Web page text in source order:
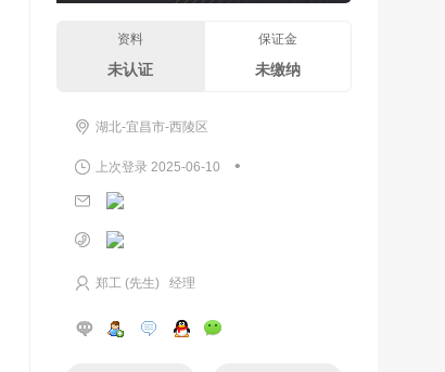
资料
未认证
保证金
未缴纳
湖北-宜昌市-西陵区
上次登录 2025-06-10 •
郑工 (先生) 经理